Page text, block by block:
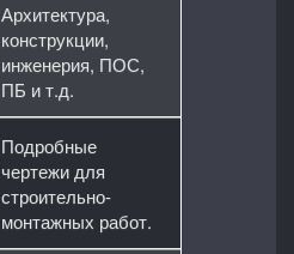
Архитектура,
конструкции,
инженерия, ПОС,
ПБ и т.д.
Подробные
чертежи для
строительно-
монтажных работ.